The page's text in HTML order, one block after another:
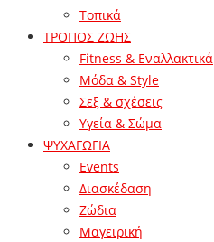
Τοπικά
ΤΡΟΠΟΣ ΖΩΗΣ
Fitness & Εναλλακτικά
Μόδα & Style
Σεξ & σχέσεις
Υγεία & Σώμα
ΨΥΧΑΓΩΓΙΑ
Events
Διασκέδαση
Ζώδια
Μαγειρική